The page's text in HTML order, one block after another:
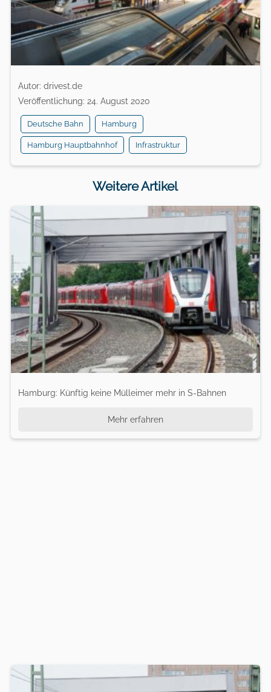
Autor: drivest.de
Veröffentlichung: 24. August 2020
Deutsche Bahn Hamburg
Hamburg Hauptbahnhof Infrastruktur
Weitere Artikel
Hamburg: Künftig keine Mülleimer mehr in S-Bahnen
Mehr erfahren